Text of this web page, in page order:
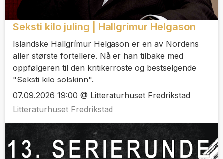
Seksti kilo juling | Hallgrímur Helgason
Islandske Hallgrímur Helgason er en av Nordens
aller største fortellere. Nå er han tilbake med
oppfølgeren til den kritikerroste og bestselgende
"Seksti kilo solskinn".
07.09.2026 19:00 @ Litteraturhuset Fredrikstad
Litteraturhuset Fredrikstad